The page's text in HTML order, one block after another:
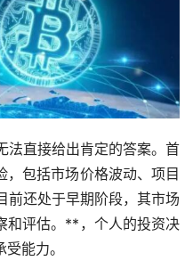
法直接给出肯定的答案。首
包括市场价格波动、项目
前还处于早期阶段，其市场
和评估。**，个人的投资决
能力。